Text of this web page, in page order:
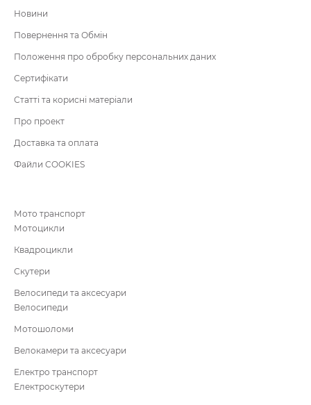
Новини
Повернення та Обмін
Положення про обробку персональних даних
Сертифікати
Статті та корисні матеріали
Про проект
Доставка та оплата
Файли COOKIES
Мото транспорт
Мотоцикли
Квадроцикли
Скутери
Велосипеди та аксесуари
Велосипеди
Мотошоломи
Велокамери та аксесуари
Електро транспорт
Електроскутери